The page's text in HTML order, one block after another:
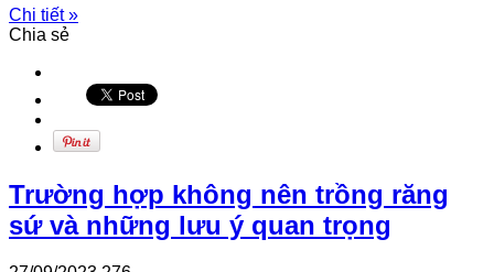
Chi tiết »
Chia sẻ
Trường hợp không nên trồng răng
sứ và những lưu ý quan trọng